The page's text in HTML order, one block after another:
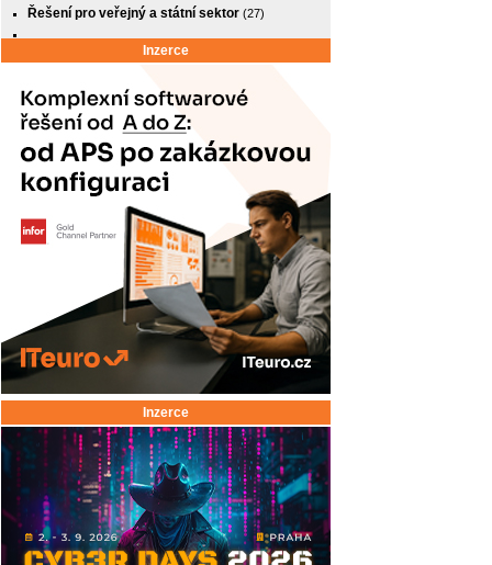
Řešení pro veřejný a státní sektor (27)
Inzerce
Inzerce